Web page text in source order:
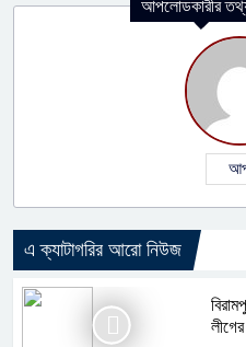
আপলোডকারীর
এ ক্যাটাগরির আরো নিউজ